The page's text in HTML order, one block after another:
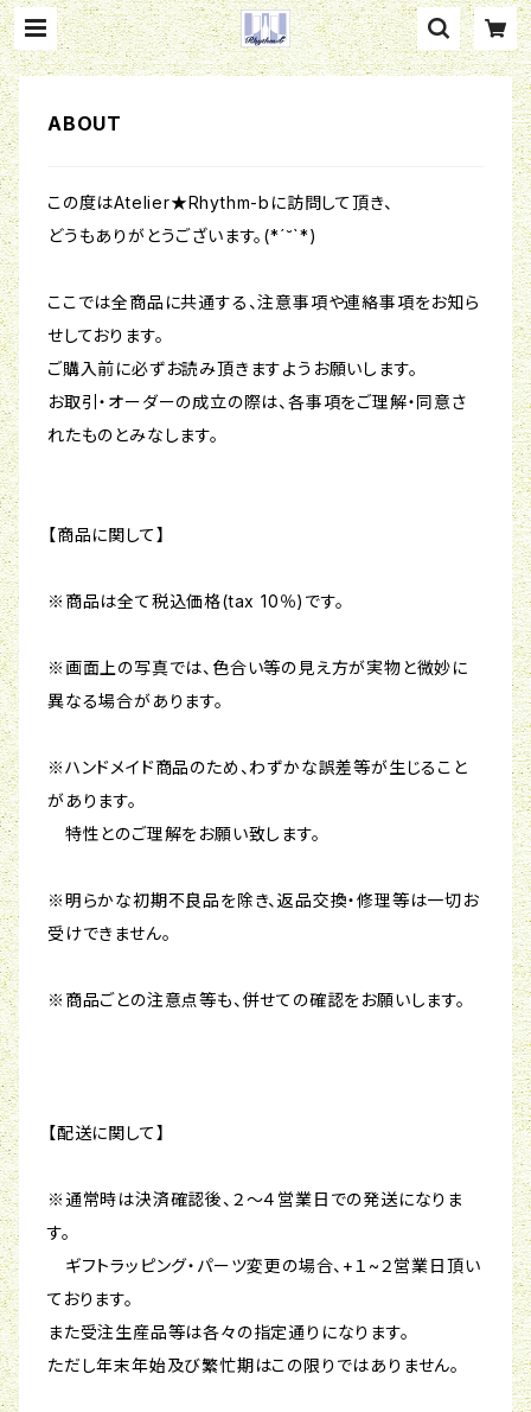
ABOUT
この度はAtelier★Rhythm-bに訪問して頂き、
どうもありがとうございます。(*´˘`*)
ここでは全商品に共通する、注意事項や連絡事項をお知ら
せしております。
ご購入前に必ずお読み頂きますようお願いします。
お取引・オーダーの成立の際は、各事項をご理解・同意さ
れたものとみなします。
【商品に関して】
※商品は全て税込価格(tax 10％)です。
※画面上の写真では、色合い等の見え方が実物と微妙に
異なる場合があります。
※ハンドメイド商品のため、わずかな誤差等が生じること
があります。
特性とのご理解をお願い致します。
※明らかな初期不良品を除き、返品交換・修理等は一切お
受けできません。
※商品ごとの注意点等も、併せての確認をお願いします。
【配送に関して】
※通常時は決済確認後、２～４営業日での発送になりま
す。
ギフトラッピング・パーツ変更の場合、+１~２営業日頂い
ております。
また受注生産品等は各々の指定通りになります。
ただし年末年始及び繁忙期はこの限りではありません。